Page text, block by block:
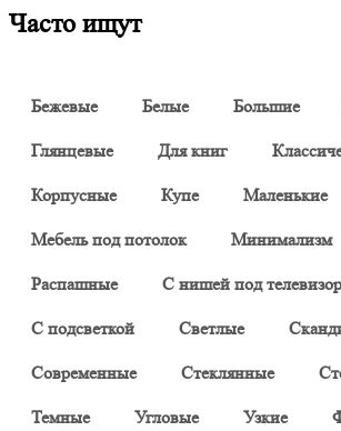
Часто ищут
Бежевые Белые Большие
Глянцевые Для книг
Корпусные Купе Маленькие
Мебель под потолок Минимализм
Распашные С нишей под телевизор
С подсветкой Светлые
Современные Стеклянные
Темные Угловые Узкие